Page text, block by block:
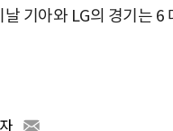
기아와 LG의 경기는 6